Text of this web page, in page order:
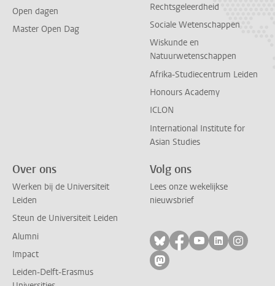
Open dagen
Master Open Dag
Rechtsgeleerdheid
Sociale Wetenschappen
Wiskunde en
Natuurwetenschappen
Afrika-Studiecentrum Leiden
Honours Academy
ICLON
International Institute for
Asian Studies
Over ons
Werken bij de Universiteit
Leiden
Steun de Universiteit Leiden
Alumni
Impact
Leiden-Delft-Erasmus
Volg ons
Lees onze wekelijkse
nieuwsbrief
Volg ons op bluesky
Volg ons op
Volg ons op
Volg ons
Volg
Volg ons op mastodon